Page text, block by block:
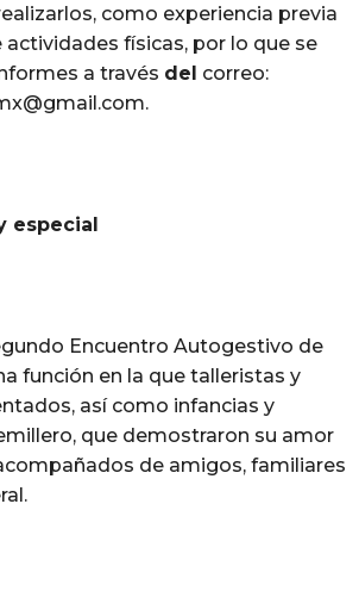
como experiencia previa
físicas, por lo que se
a través del correo:
especial
Encuentro Autogestivo de
función en la que talleristas y
así como infancias y
que demostraron su amor
de amigos, familiares